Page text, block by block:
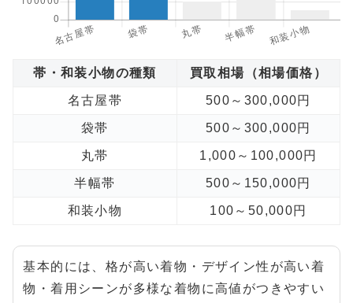
帯・和装小物の種類 買取相場（相場価格）
名古屋帯 500～300,000円
袋帯 500～300,000円
丸帯 1,000～100,000円
半幅帯 500～150,000円
和装小物 100～50,000円
基本的には、格が高い着物・デザイン性が高い着
物・着用シーンが多様な着物に高値がつきやすい